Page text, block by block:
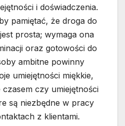
i doświadczenia.
pamiętać, że droga do
prosta; wymaga ona
oraz gotowości do
ambitne powinny
umiejętności miękkie,
czy umiejętności
są niezbędne w pracy
z klientami.